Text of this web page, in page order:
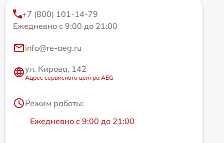
+7 (800) 101-14-79
Ежедневно с 9:00 до 21:00
info@re-aeg.ru
ул. Кирова, 142
Адрес сервисного центра AEG
Режим работы:
Ежедневно с 9:00 до 21:00